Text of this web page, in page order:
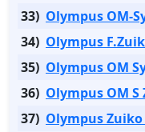
33) Olympus OM-
34) Olympus
35) Olympus OM
36) Olympus OM
37) Olympus